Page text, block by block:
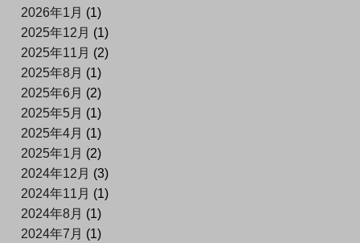
2026年1月 (1)
2025年12月 (1)
2025年11月 (2)
2025年8月 (1)
2025年6月 (2)
2025年5月 (1)
2025年4月 (1)
2025年1月 (2)
2024年12月 (3)
2024年11月 (1)
2024年8月 (1)
2024年7月 (1)